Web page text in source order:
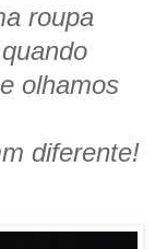
roupa
olhamos
diferente!